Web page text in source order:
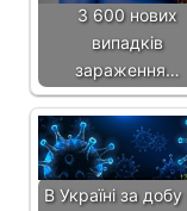
3 600 нових
випадків
зараження…
В Україні за добу